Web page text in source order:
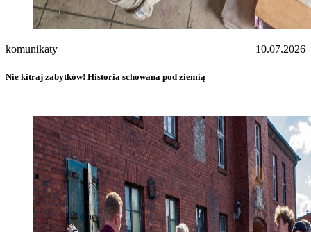
komunikaty 10.07.2026
Nie kitraj zabytków! Historia schowana pod ziemią